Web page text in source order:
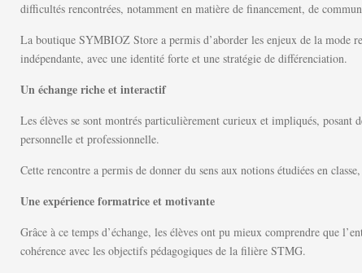
difficultés rencontrées, notamment en matière de financement, de
La boutique SYMBIOZ Store a permis d’aborder les enjeux de la mode
indépendante, avec une identité forte et une stratégie de différenciation.
Un échange riche et interactif
Les élèves se sont montrés particulièrement curieux et impliqués,
personnelle et professionnelle.
Cette rencontre a permis de donner du sens aux notions étudiées en
Une expérience formatrice et motivante
Grâce à ce temps d’échange, les élèves ont pu mieux comprendre que
cohérence avec les objectifs pédagogiques de la filière STMG.